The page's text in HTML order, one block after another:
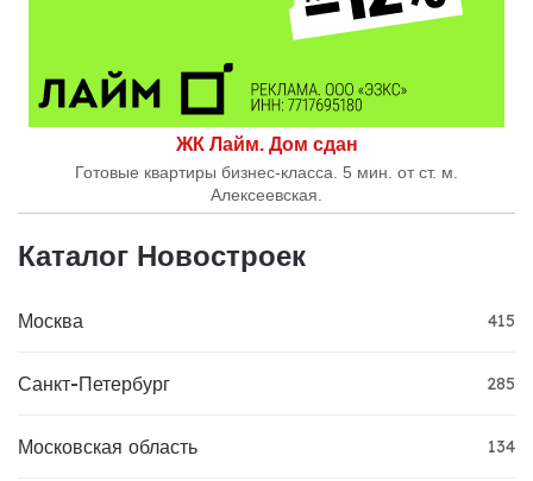
ЖК Лайм. Дом сдан
Готовые квартиры бизнес-класса. 5 мин. от ст. м.
Алексеевская.
Каталог Новостроек
Москва 415
Санкт-Петербург 285
Московская область 134